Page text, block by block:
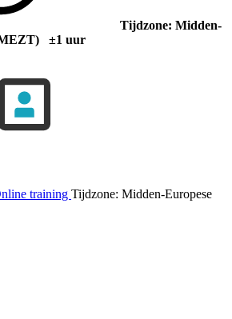
Tijdzone: Midden-
±1 uur
training Tijdzone: Midden-Europese